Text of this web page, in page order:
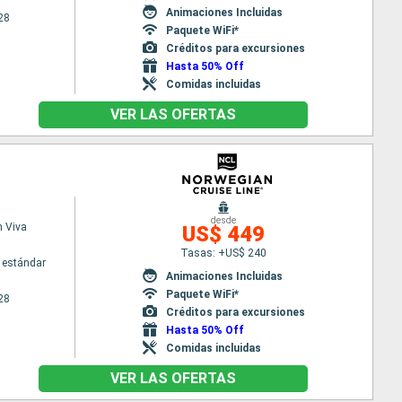
Animaciones Incluidas
Paquete WiFi*
Créditos para excursiones
Hasta 50% Off
Comidas incluidas
VER LAS OFERTAS
Viva
desde
US$ 449
Tasas: +US$ 240
Animaciones Incluidas
Paquete WiFi*
Créditos para excursiones
Hasta 50% Off
Comidas incluidas
VER LAS OFERTAS